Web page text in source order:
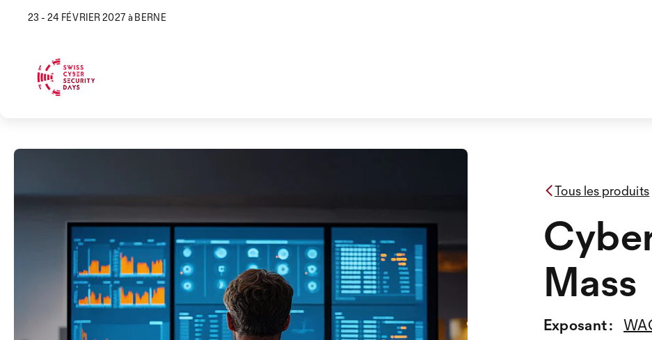
23 - 24 FÉVRIER 2027 à BERNE
Tous les produits
Mass
Exposant :